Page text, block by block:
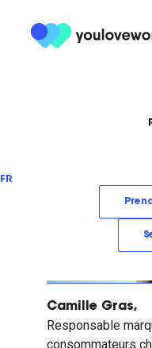
Love
FR
Santé /
Camille Gras,
Responsable
consommateurs